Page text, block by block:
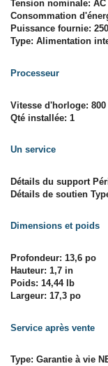
Tension nominale: AC
Consommation
Puissance fournie:
Type: Alimentation
Processeur
Vitesse d'horloge: 800
Qté installée: 1
Un service
Détails du support
Détails de soutien
Dimensions et poids
Profondeur: 13,6 po
Hauteur: 1,7 in
Poids: 14,44 lb
Largeur: 17,3 po
Service après vente
Type: Garantie à vie